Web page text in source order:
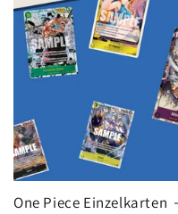
One Piece Einzelkarten